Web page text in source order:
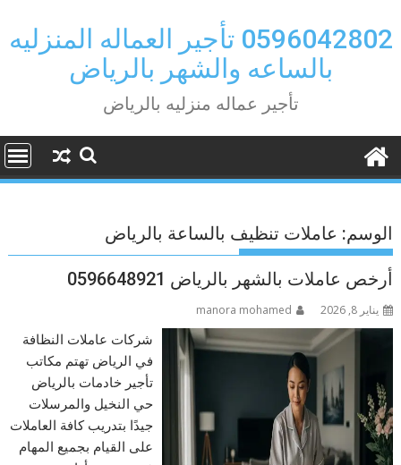
to
content
0596042802 تأجير العماله المنزليه
بالساعه والشهر بالرياض
تأجير عماله منزليه بالرياض
الوسم: عاملات تنظيف بالساعة بالرياض
أرخص عاملات بالشهر بالرياض 0596648921
يناير 8, 2026 manora mohamed
شركات عاملات النظافة
في الرياض تهتم مكاتب
تأجير خادمات بالرياض
حي النخيل والمرسلات
جيدًا بتدريب كافة العاملات
على القيام بجميع المهام